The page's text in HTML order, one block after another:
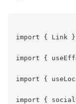
import { Link }
import {
import {
import {